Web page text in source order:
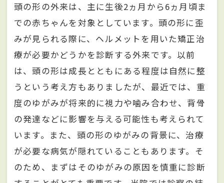
頭の形の外来は、主に生後2ヵ月から6ヵ月頃ま
での赤ちゃんを対象としています。頭の形に歪
みが見られる際に、ヘルメットを用いた矯正治
療が必要かどうかを診断する外来です。以前
は、頭の形は成長とともにある程度は自然に整
うという考え方もありましたが、最近では、重
度のゆがみが将来的に視力や噛み合わせ、背骨
の発達などに影響を与える可能性も考えられて
います。また、頭の形のゆがみの背景に、治療
が必要な病気が隠れていることもあります。そ
のため、まずはそのゆがみの原因を慎重に診断